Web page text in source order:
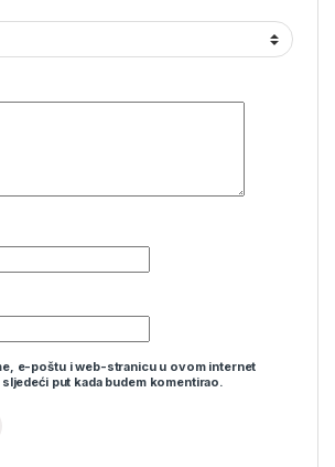
e-poštu i web-stranicu u ovom internet
put kada budem komentirao.